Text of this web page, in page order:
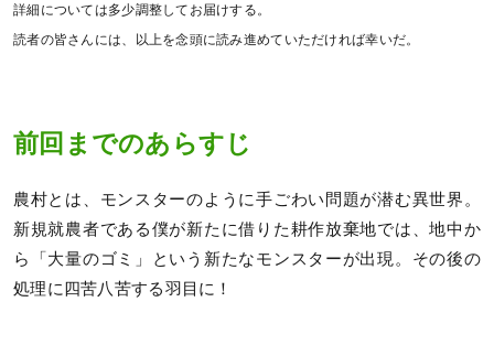
詳細については多少調整してお届けする。
読者の皆さんには、以上を念頭に読み進めていただければ幸いだ。
前回までのあらすじ
農村とは、モンスターのように手ごわい問題が潜む異世界。
新規就農者である僕が新たに借りた耕作放棄地では、地中か
ら「大量のゴミ」という新たなモンスターが出現。その後の
処理に四苦八苦する羽目に！